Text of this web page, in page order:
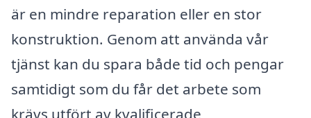
är en mindre reparation eller en stor
konstruktion. Genom att använda vår
tjänst kan du spara både tid och pengar
samtidigt som du får det arbete som